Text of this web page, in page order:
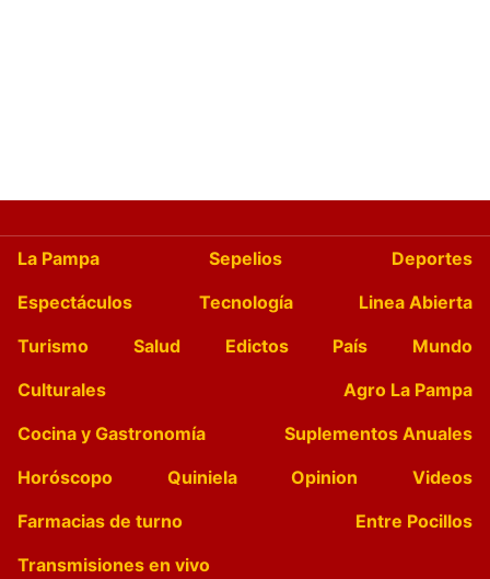
La Pampa Sepelios
Deportes
Espectáculos
Tecnología
Linea Abierta
Turismo
Salud Edictos País
Mundo
Culturales
Agro La Pampa
Cocina y Gastronomía
Suplementos Anuales
Horóscopo
Quiniela Opinion
Videos
Farmacias de turno
Entre Pocillos
Transmisiones en vivo